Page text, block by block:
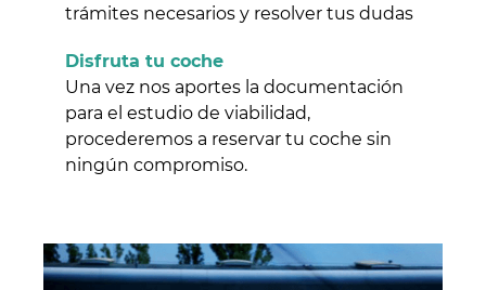
trámites necesarios y resolver tus dudas
Disfruta tu coche
Una vez nos aportes la documentación
para el estudio de viabilidad,
procederemos a reservar tu coche sin
ningún compromiso.